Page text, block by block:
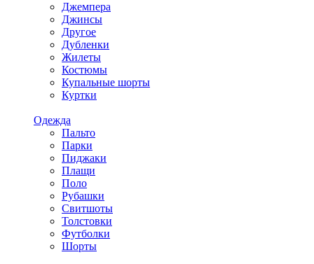
Джемпера
Джинсы
Другое
Дубленки
Жилеты
Костюмы
Купальные шорты
Куртки
Одежда
Пальто
Парки
Пиджаки
Плащи
Поло
Рубашки
Свитшоты
Толстовки
Футболки
Шорты